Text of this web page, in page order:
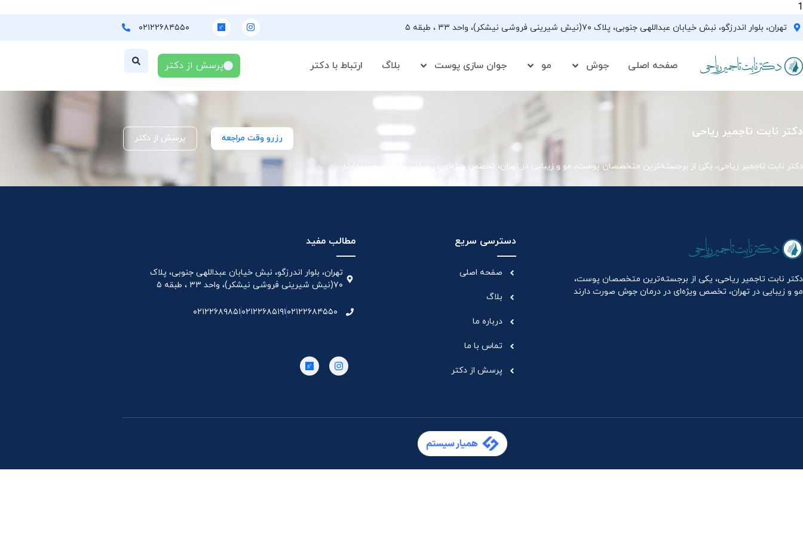
1
تهران، بلوار اندرزگو، نبش خیابان عبداللهی جنوبی، پلاک ۷۰(نیش شیرینی فروشی نیشکر)، واحد ۳۳ ، طبقه ۵ ۰۲۱۲۲۶۸۴۵۵۰
صفحه اصلی جوش مو جوان سازی پوست بلاگ ارتباط با دکتر پرسش از دکتر
دکتر نابت تاجمیر ریاحی
دکتر نابت تاجمیر ریاحی، یکی از برجسته‌ترین متخصصان پوست، مو و زیبایی در تهران، تخصص ویژه‌ای در درمان جوش صورت دارند
رزرو وقت مراجعه پرسش از دکتر
دکتر نابت تاجمیر ریاحی، یکی از برجسته‌ترین متخصصان پوست،
مو و زیبایی در تهران، تخصص ویژه‌ای در درمان جوش صورت دارند
دسترسی سریع
صفحه اصلی
بلاگ
درباره ما
تماس با ما
پرسش از دکتر
مطالب مفید
تهران، بلوار اندرزگو، نبش خیابان عبداللهی جنوبی، پلاک
۷۰(نیش شیرینی فروشی نیشکر)، واحد ۳۳ ، طبقه ۵
۰۲۱۲۲۶۸۴۵۵۰۰۲۱۲۲۶۸۵۱۹۱۰۲۱۲۲۶۸۹۸۵۱